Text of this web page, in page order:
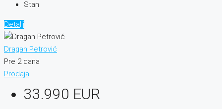
Stan
Detalji
Dragan Petrović
Pre 2 dana
Prodaja
33.990 EUR